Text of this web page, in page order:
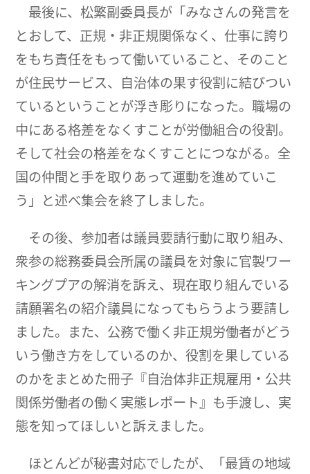
最後に、松繁副委員長が「みなさんの発言を
とおして、正規・非正規関係なく、仕事に誇り
をもち責任をもって働いていること、そのこと
が住民サービス、自治体の果す役割に結びつい
ているということが浮き彫りになった。職場の
中にある格差をなくすことが労働組合の役割。
そして社会の格差をなくすことにつながる。全
国の仲間と手を取りあって運動を進めていこ
う」と述べ集会を終了しました。
その後、参加者は議員要請行動に取り組み、
衆参の総務委員会所属の議員を対象に官製ワー
キングプアの解消を訴え、現在取り組んでいる
請願署名の紹介議員になってもらうよう要請し
ました。また、公務で働く非正規労働者がどう
いう働き方をしているのか、役割を果している
のかをまとめた冊子『自治体非正規雇用・公共
関係労働者の働く実態レポート』も手渡し、実
態を知ってほしいと訴えました。
ほとんどが秘書対応でしたが、「最賃の地域